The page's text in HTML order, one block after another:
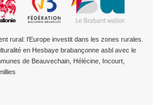
rural: l'Europe investit dans les zones rurales.
en Hesbaye brabançonne asbl avec le
de Beauvechain, Hélécine, Incourt,